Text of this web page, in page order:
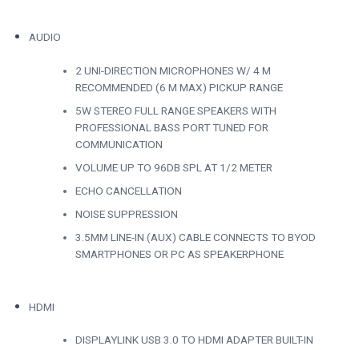
AUDIO
2 UNI-DIRECTION MICROPHONES W/ 4 M
RECOMMENDED (6 M MAX) PICKUP RANGE
5W STEREO FULL RANGE SPEAKERS WITH
PROFESSIONAL BASS PORT TUNED FOR
COMMUNICATION
VOLUME UP TO 96DB SPL AT 1/2 METER
ECHO CANCELLATION
NOISE SUPPRESSION
3.5MM LINE-IN (AUX) CABLE CONNECTS TO BYOD
SMARTPHONES OR PC AS SPEAKERPHONE
HDMI
DISPLAYLINK USB 3.0 TO HDMI ADAPTER BUILT-IN